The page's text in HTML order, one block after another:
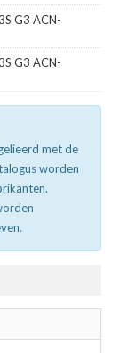
G3 ACN-
G3 ACN-
met de
worden